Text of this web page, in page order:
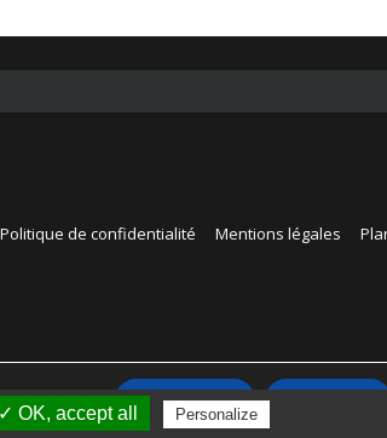
Politique de confidentialité Mentions légales
réglages. Accepter
✓ OK, accept all Personalize